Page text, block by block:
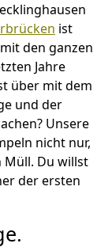
ist
den ganzen
Jahre
über mit dem
und der
Unsere
nicht nur,
Du willst
der ersten